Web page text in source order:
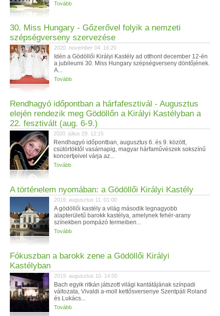
Tovább
30. Miss Hungary - Gőzerővel folyik a nemzeti
szépségverseny szervezése
2020. november 04. 16:20
Idén a Gödöllői Királyi Kastély ad otthont december 12-én
a jubileumi 30. Miss Hungary szépségverseny döntőjének.
A...
Tovább
Rendhagyó időpontban a hárfafesztivál - Augusztus
elején rendezik meg Gödöllőn a Királyi Kastélyban a
22. fesztivált (aug. 6-9.)
2020. július 29. 12:15
Rendhagyó időpontban, augusztus 6. és 9. között,
csütörtöktől vasárnapig, magyar hárfaművészek sokszínű
koncertjeivel várja az...
Tovább
A történelem nyomában: a Gödöllői Királyi Kastély
2019. augusztus 11. 01:00
A gödöllői kastély a világ második legnagyobb
alapterületű barokk kastélya, amelynek fehér-arany
színekben pompázó termeiben...
Tovább
Fókuszban a barokk zene a Gödöllői Királyi
Kastélyban
2019. augusztus 10. 14:00
Bach egyik ritkán játszott világi kantátájának színpadi
változata, Vivaldi a-moll kettősversenye Szentpáli Roland
és Lukács...
Tovább